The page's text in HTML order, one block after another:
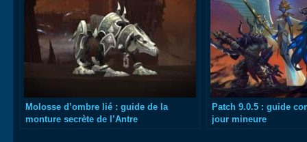
Molosse d’ombre lié : guide de la
monture secrète de l’Antre
Patch 9.0.5 : guide
jour mineure